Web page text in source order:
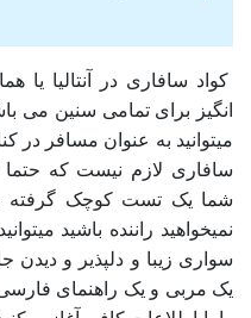
کواد سافاری در آنتالیا یا
میتوانید به عنوان مسافر در
سافاری لازم نیست که حتما
شما یک تست کوچک گرفته
نمیخواهید راننده باشید
سواری زیبا و دلپذیر و دیدن
یک مربی و یک راهنمای فارسی